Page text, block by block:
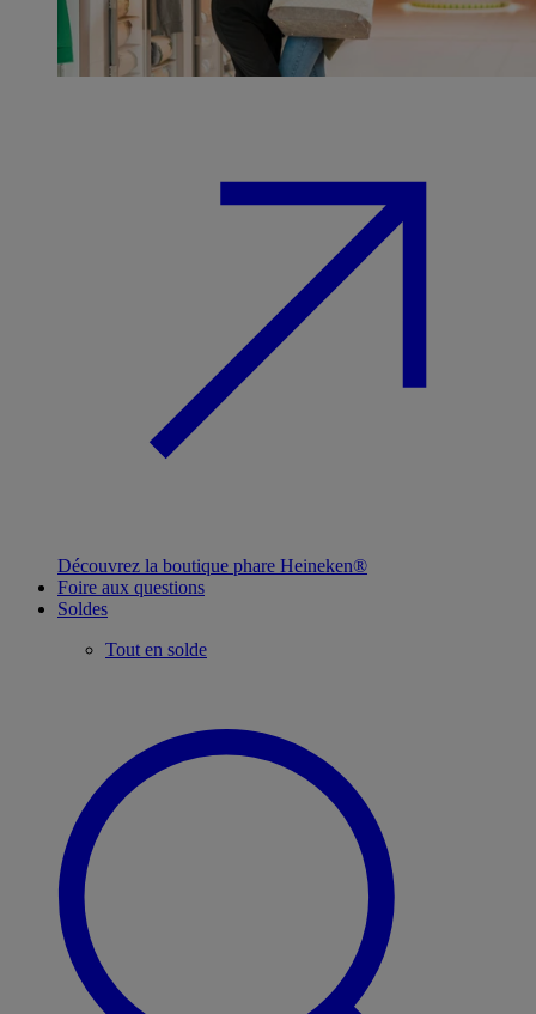
Découvrez la boutique phare Heineken®
Foire aux questions
Soldes
Tout en solde